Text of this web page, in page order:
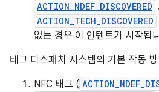
ACTION_NDEF_DISCOVERED
ACTION_TECH_DISCOVERED
없는 경우 이 인텐트가 시작됩
태그 디스패치 시스템의 기본 작동
NFC 태그 (